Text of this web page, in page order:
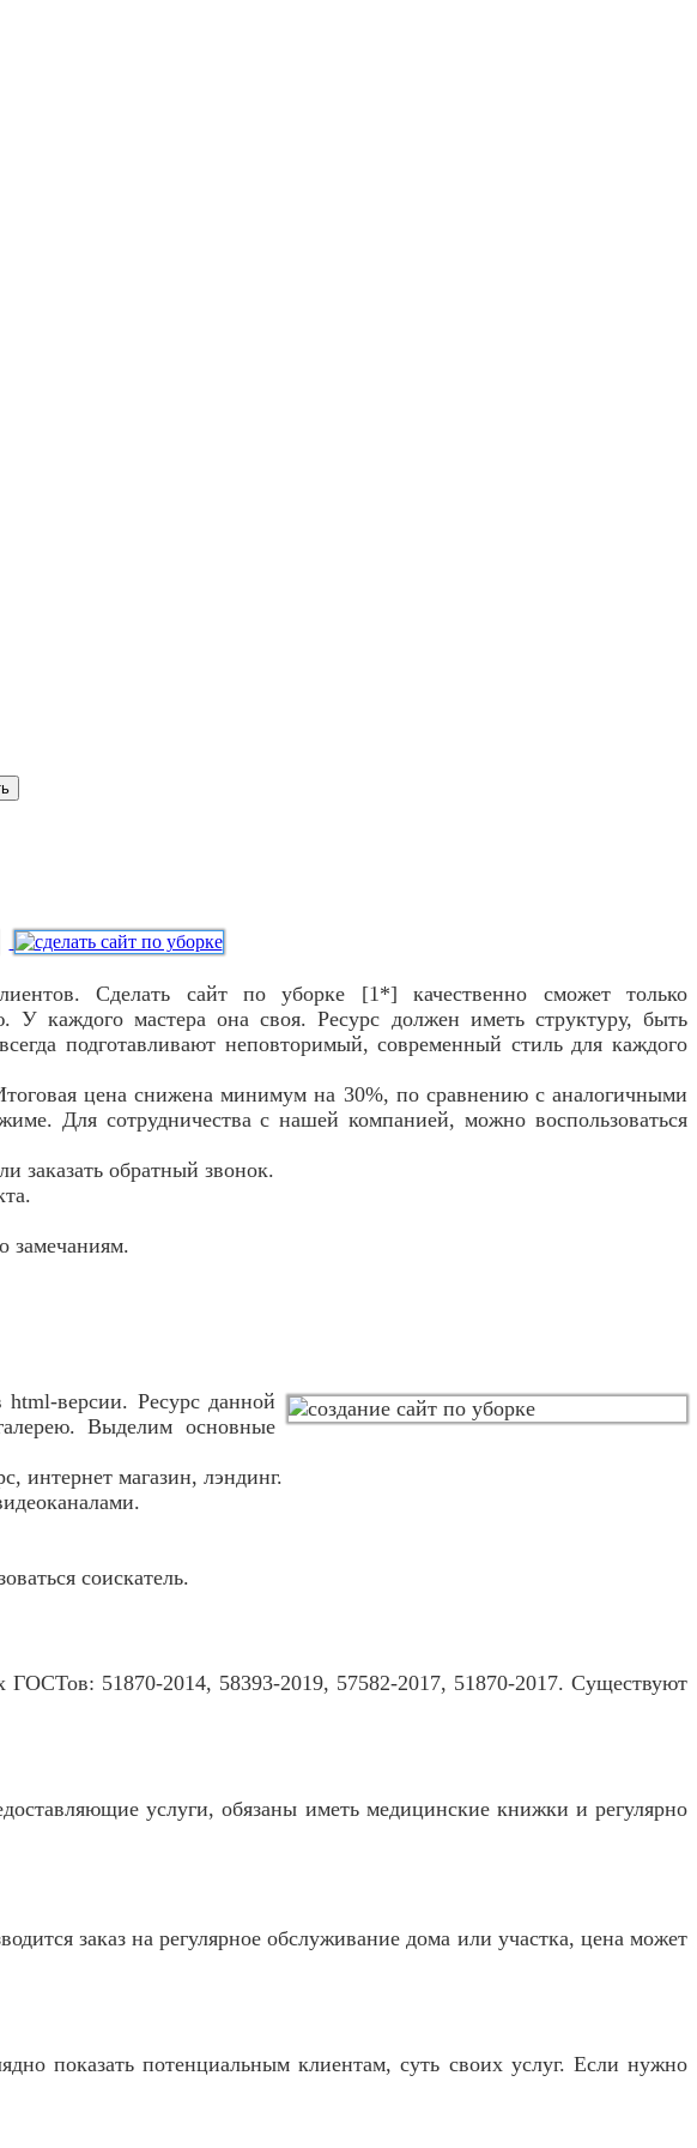
Сделать сайт по уборке [1*] качественно сможет только
каждого мастера она своя. Ресурс должен иметь структуру, быть
подготавливают неповторимый, современный стиль для каждого
цена снижена минимум на 30%, по сравнению с аналогичными
Для сотрудничества с нашей компанией, можно воспользоваться
заказать обратный звонок.
замечаниям.
версии. Ресурс данной
Выделим основные
интернет магазин, лэндинг.
соискатель.
ГОСТов: 51870-2014, 58393-2019, 57582-2017, 51870-2017. Существуют
услуги, обязаны иметь медицинские книжки и регулярно
заказ на регулярное обслуживание дома или участка, цена может
показать потенциальным клиентам, суть своих услуг. Если нужно